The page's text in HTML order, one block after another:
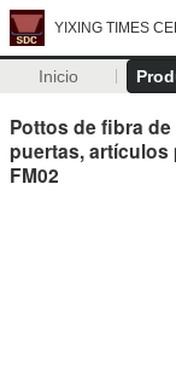
YIXING TIMES
Inicio
Pottos de fibra
puertas, artículos
FM02